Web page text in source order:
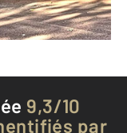
9,3/10
par